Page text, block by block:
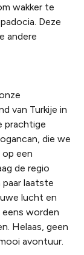
wakker te
Deze
andere
van Turkije in
prachtige
die we
een
de regio
laatste
lucht en
eens worden
Helaas, geen
avontuur.